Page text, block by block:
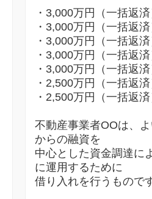
・3,000万円（一括返
・3,000万円（一括返
・3,000万円（一括返
・3,000万円（一括返
・3,000万円（一括返
・2,500万円（一括返
・2,500万円（一括返
不動産事業者OOは、
からの融資を
中心とした資金調達に
に運用するために
借り入れを行うもので